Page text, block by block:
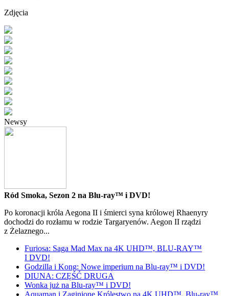
Zdjęcia
Newsy
Ród Smoka, Sezon 2 na Blu-ray™ i DVD!
Po koronacji króla Aegona II i śmierci syna królowej Rhaenyry
dochodzi do rozłamu w rodzie Targaryenów. Aegon II rządzi
z Żelaznego...
Furiosa: Saga Mad Max na 4K UHD™, BLU-RAY™
I DVD!
Godzilla i Kong: Nowe imperium na Blu-ray™ i DVD!
DIUNA: CZĘŚĆ DRUGA
Wonka już na Blu-ray™ i DVD!
Aquaman i Zaginione Królestwo na 4K UHD™, Blu-ray™